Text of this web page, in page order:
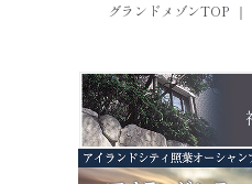
グランドメゾンTOP ｜